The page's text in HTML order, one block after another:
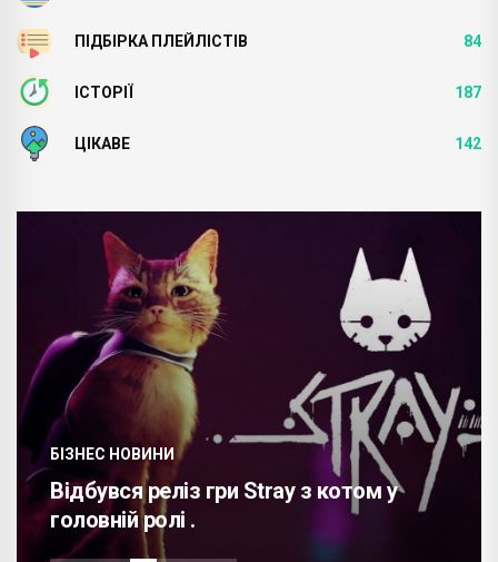
ПІДБІРКА ПЛЕЙЛІСТІВ 84
ІСТОРІЇ 187
ЦІКАВЕ 142
БІЗНЕС НОВИНИ
Авіакомпанія Virgin анонсує плани по
запуску прямих рейсів з Голд-Коста на
Балі .